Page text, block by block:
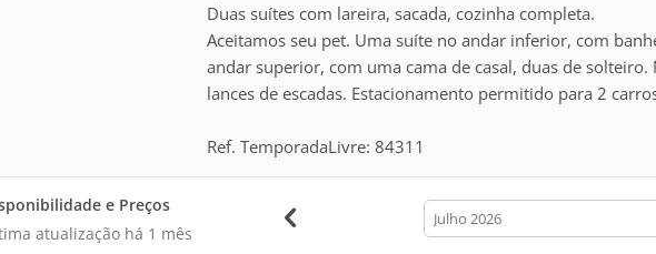
Duas suítes com lareira, sacada, cozinha completa.
Aceitamos seu pet. Uma suíte no andar inferior, com
andar superior, com uma cama de casal, duas de
lances de escadas. Estacionamento permitido para 2
Ref. TemporadaLivre: 84311
e Preços
atualização há 1 mês
calendar-
month